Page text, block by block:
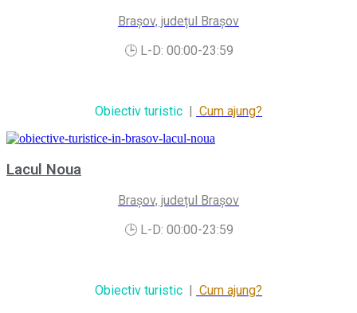
Brașov, județul Brașov
🕒 L-D: 00:00-23:59
Obiectiv turistic | Cum ajung?
Lacul Noua
Brașov, județul Brașov
🕒 L-D: 00:00-23:59
Obiectiv turistic Cum ajung?